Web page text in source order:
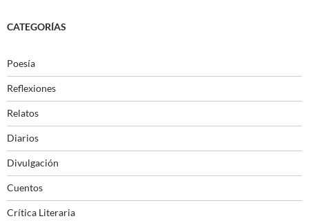
CATEGORÍAS
Poesía
Reflexiones
Relatos
Diarios
Divulgación
Cuentos
Crítica Literaria